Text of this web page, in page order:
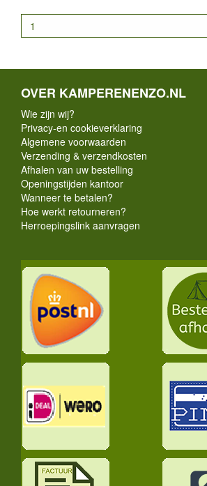
OVER KAMPERENENZO.NL
Wie zijn wij?
Privacy-en cookieverklaring
Algemene voorwaarden
Verzending & verzendkosten
Afhalen van uw bestelling
Openingstijden kantoor
Wanneer te betalen?
Hoe werkt retourneren?
Herroepingslink aanvragen